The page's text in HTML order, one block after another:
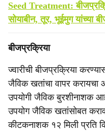
Seed Treatment:
सोयाबीन, तूर, भूईमुग यांच्या
बीजप्रक्रिया
ज्वारीची बीजप्रक्रिया
जैविक खतांचा वापर करायचा
उपयोगी जैविक बुरशीनाशक
उपयोग जैविक खतांसोबत
कीटकनाशक १२ मिली प्रति